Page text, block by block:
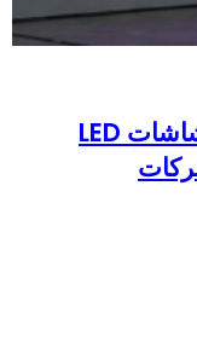
الجيل القادم من العرض: شاشات LED